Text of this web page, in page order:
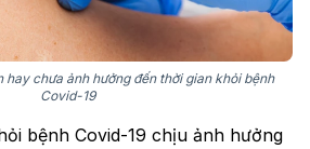
hay chưa ảnh hưởng đến thời gian khỏi bệnh
Covid-19
bệnh Covid-19 chịu ảnh hưởng